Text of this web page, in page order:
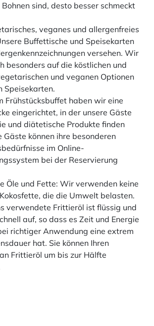
sind, desto besser schmeckt
veganes und allergenfreies
Buffettische und Speisekarten
versehen. Wir
besonders auf die köstlichen und
und veganen Optionen
Speisekarten.
Frühstücksbuffet haben wir eine
eingerichtet, in der unsere Gäste
und diätetische Produkte finden
Gäste können ihre besonderen
im Online-
bei der Reservierung
Öle und Fette: Wir verwenden keine
die die Umwelt belasten.
verwendete Frittieröl ist flüssig und
auf, so dass es Zeit und Energie
richtiger Anwendung eine extrem
hat. Sie können Ihren
Frittieröl um bis zur Hälfte